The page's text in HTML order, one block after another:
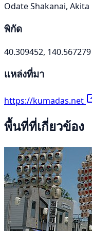
Odate Shakanai, Akita
พิกัด
40.309452, 140.567279
แหล่งที่มา
https://kumadas.net
พื้นที่ที่เกี่ยวข้อง